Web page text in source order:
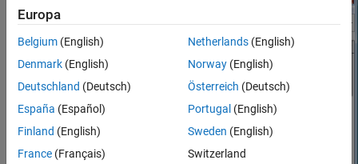
Europa
Belgium (English)
Denmark (English)
Deutschland (Deutsch)
España (Español)
Finland (English)
France (Français)
Netherlands(English)
Norway(English)
Österreich (Deutsch)
Portugal (English)
Sweden (English)
Switzerland